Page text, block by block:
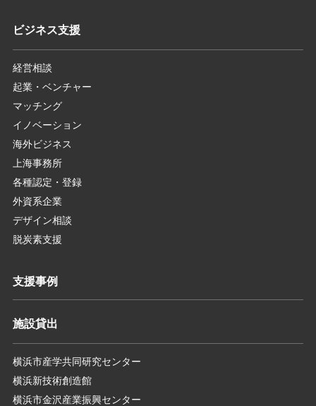
ビジネス支援
経営相談
起業・ベンチャー
マッチング
イノベーション
海外ビジネス
上海事務所
各種認定・登録
外資系企業
デザイン相談
脱炭素支援
支援事例
施設貸出
横浜市産学共同研究センター
横浜新技術創造館
横浜市金沢産業振興センター